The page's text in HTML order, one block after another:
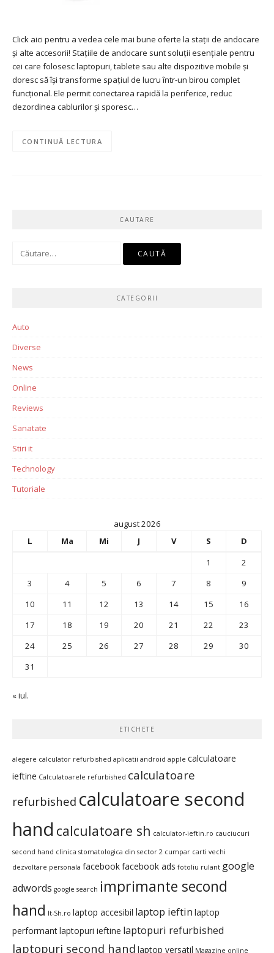
Click aici pentru a vedea cele mai bune oferte la stații de andocare
și alte accesorii! Stațiile de andocare sunt soluții esențiale pentru
cei care folosesc laptopuri, tablete sau alte dispozitive mobile și
doresc să își transforme spațiul de lucru într-un birou complet
funcțional. Ele permit conectarea rapidă la periferice, reduc
dezordinea cablurilor și sporesc…
CONTINUĂ LECTURA
CAUTARE
Caută
CATEGORII
Auto
Diverse
News
Online
Reviews
Sanatate
Stiri it
Technology
Tutoriale
august 2026
L
Ma Mi J V S
D
1
2
3
4 5 6 7 8
9
10
11 12 13 14 15
16
17
18 19 20 21 22
23
24
25 26 27 28 29
30
31
« iul.
ETICHETE
alegere calculator refurbished aplicatii android apple calculatoare
ieftine Calculatoarele refurbished calculatoare
refurbished calculatoare second
hand calculatoare sh calculator-ieftin.ro cauciucuri
second hand clinica stomatologica din sector 2 cumpar carti vechi
dezvoltare personala facebookfacebook ads fotoliu rulant google
adwords google search imprimante second
hand It-Sh.ro laptop accesibil laptop ieftin laptop
performantlaptopuri ieftine laptopuri refurbished
laptopuri second hand laptop versatil Magazine online